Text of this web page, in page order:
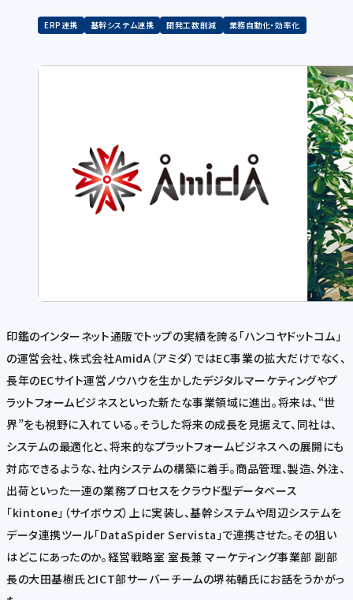
ERP連携 基幹システム連携 開発工数削減 業務自動化・効率化
印鑑のインターネット通販でトップの実績を誇る「ハンコヤドットコム」
の運営会社、株式会社AmidA（アミダ）ではEC事業の拡大だけでなく、
長年のECサイト運営ノウハウを生かしたデジタルマーケティングやプ
ラットフォームビジネスといった新たな事業領域に進出。将来は、“世
界”をも視野に入れている。そうした将来の成長を見据えて、同社は、
システムの最適化と、将来的なプラットフォームビジネスへの展開にも
対応できるような、社内システムの構築に着手。商品管理、製造、外注、
出荷といった一連の業務プロセスをクラウド型データベース
「kintone」（サイボウズ）上に実装し、基幹システムや周辺システムを
データ連携ツール「DataSpider Servista」で連携させた。その狙い
はどこにあったのか。経営戦略室 室長兼 マーケティング事業部 副部
長の大田基樹氏とICT部サーバーチームの堺祐輔氏にお話をうかがっ